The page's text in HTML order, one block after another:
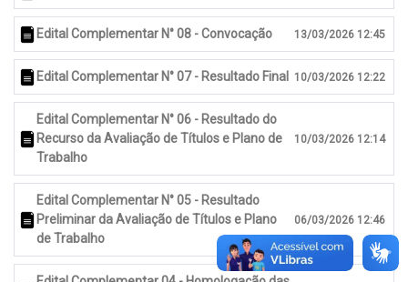
Edital Complementar N° 08 - Convocação 13/03/2026 12:45
Edital Complementar N° 07 - Resultado Final 10/03/2026 12:22
Edital Complementar N° 06 - Resultado do
Recurso da Avaliação de Títulos e Plano de
Trabalho
10/03/2026 12:14
Edital Complementar N° 05 - Resultado
Preliminar da Avaliação de Títulos e Plano
de Trabalho
06/03/2026 12:46